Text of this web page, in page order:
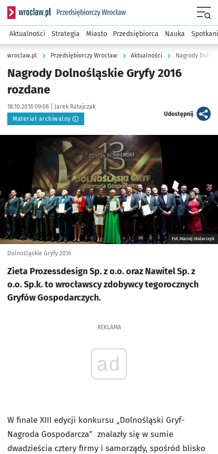
Serwis informacyjny wroclaw.pl podserwis: Strategia
Aktualności Strategia Miasto Przedsiębiorca Nauka
wroclaw.pl Przedsiębiorczy Wrocław Aktualności Nagrody
Nagrody Dolnośląskie Gryfy 2016
rozdane
Data publikacji:
18.10.2016 09:08 | Autor:
Jarek Ratajczak
Materiał archiwalny
Udostępnijartykuł
Kliknij, aby powiększyć
Fot. Maciej Stolarczyk
Dolnośląskie Gryfy 2016
Zieta Prozessdesign Sp. z o.o. oraz Nawitel Sp. z
o.o. Sp.k. to wrocławscy zdobywcy tegorocznych
Gryfów Gospodarczych.
REKLAMA
ad
W finale XIII edycji konkursu „Dolnośląski Gryf-
Nagroda Gospodarcza” znalazły się w sumie
dwadzieścia cztery firmy i samorządy, spośród blisko